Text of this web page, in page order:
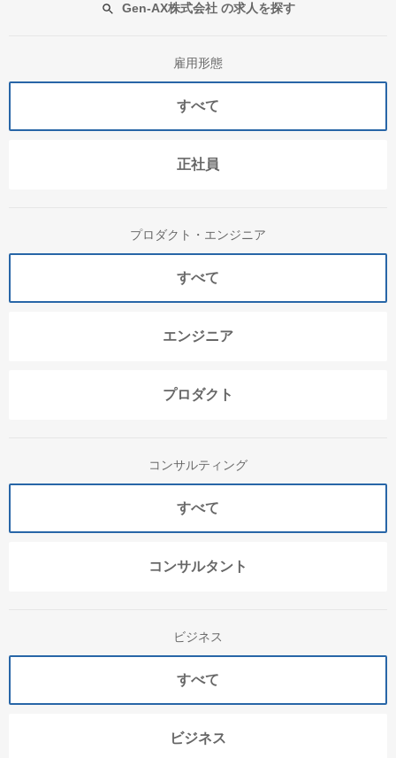
Gen-AX株式会社 の求人を探す
雇用形態
すべて
正社員
プロダクト・エンジニア
すべて
エンジニア
プロダクト
コンサルティング
すべて
コンサルタント
ビジネス
すべて
ビジネス